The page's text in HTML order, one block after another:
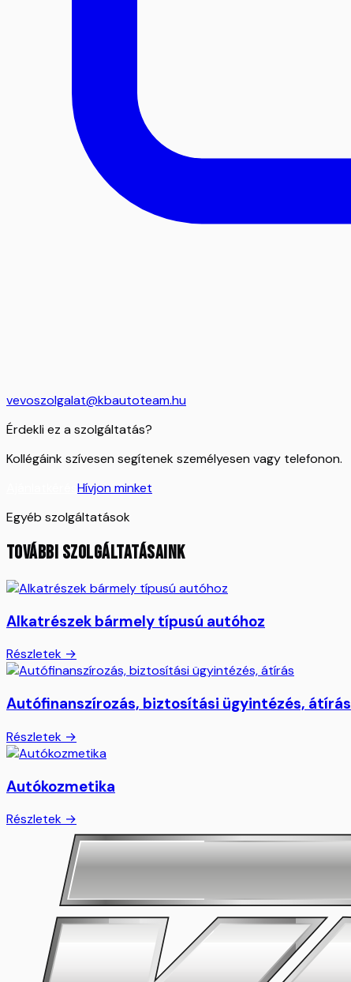
vevoszolgalat@kbautoteam.hu
Érdekli ez a szolgáltatás?
Kollégáink szívesen segítenek személyesen vagy telefonon.
Hívjon minket
Egyéb szolgáltatások
TOVÁBBI SZOLGÁLTATÁSAINK
Alkatrészek bármely típusú autóhoz
Részletek →
Autófinanszírozás, biztosítási ügyintézés, átírás
Részletek →
Autókozmetika
Részletek →